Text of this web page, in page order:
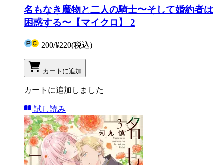
名もなき魔物と二人の騎士〜そして婚約者は
困惑する〜【マイクロ】 2
200/¥220(税込)
カートに追加
カートに追加しました
試し読み